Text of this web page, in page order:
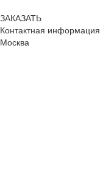
ЗАКАЗАТЬ
Контактная информация
Москва